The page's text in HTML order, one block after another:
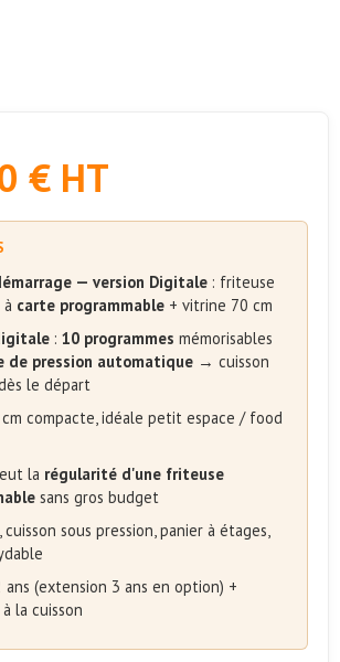
€ HT
— version Digitale : friteuse
carte programmable + vitrine 70 cm
: 10 programmes mémorisables
de pression automatique → cuisson
le départ
compacte, idéale petit espace / food
la régularité d'une friteuse
sans gros budget
cuisson sous pression, panier à étages,
ans (extension 3 ans en option) +
la cuisson